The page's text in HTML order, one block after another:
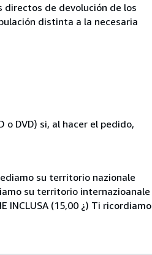
directos de devolución de los
distinta a la necesaria
DVD) si, al hacer el pedido,
su territorio nazionale
su territorio internazioanale
INCLUSA (15,00 ¿) Ti ricordiamo